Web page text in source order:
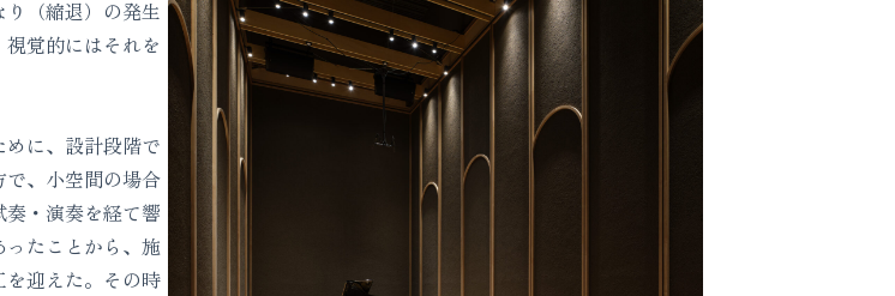
（縮退）の発生
覚的にはそれを
に、設計段階で
、小空間の場合
・演奏を経て響
たことから、施
迎えた。その時